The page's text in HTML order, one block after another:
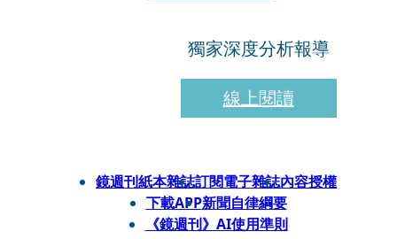
獨家深度分析報導
線上閱讀
鏡週刊紙本雜誌訂閱電子雜誌內容授權
下載APP新聞自律綱要
《鏡週刊》AI使用準則